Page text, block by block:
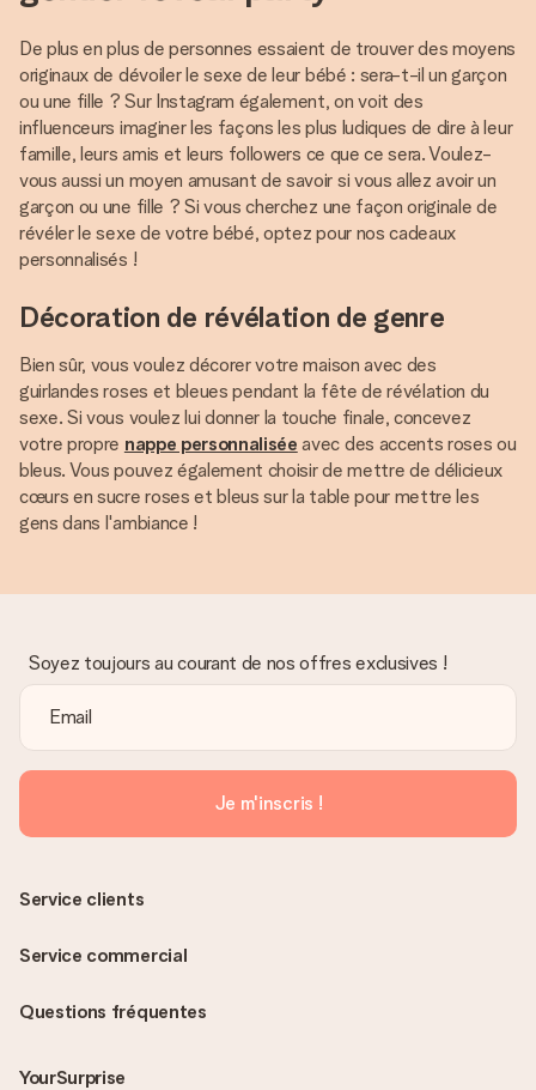
De plus en plus de personnes essaient de trouver des moyens
originaux de dévoiler le sexe de leur bébé : sera-t-il un garçon
ou une fille ? Sur Instagram également, on voit des
influenceurs imaginer les façons les plus ludiques de dire à leur
famille, leurs amis et leurs followers ce que ce sera. Voulez-
vous aussi un moyen amusant de savoir si vous allez avoir un
garçon ou une fille ? Si vous cherchez une façon originale de
révéler le sexe de votre bébé, optez pour nos cadeaux
personnalisés !
Décoration de révélation de genre
Bien sûr, vous voulez décorer votre maison avec des
guirlandes roses et bleues pendant la fête de révélation du
sexe. Si vous voulez lui donner la touche finale, concevez
votre propre nappe personnalisée avec des accents roses ou
bleus. Vous pouvez également choisir de mettre de délicieux
cœurs en sucre roses et bleus sur la table pour mettre les
gens dans l'ambiance !
Soyez toujours au courant de nos offres exclusives !
Je m'inscris !
Questions fréquentes
YourSurprise
Service clients
Service commercial